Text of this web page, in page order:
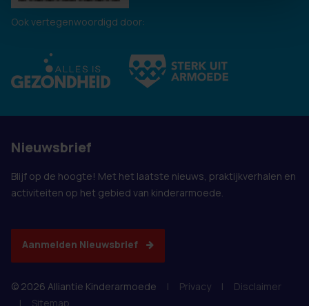
Ook vertegenwoordigd door:
Nieuwsbrief
Blijf op de hoogte! Met het laatste nieuws, praktijkverhalen en
activiteiten op het gebied van kinderarmoede.
Aanmelden Nieuwsbrief
© 2026 Alliantie Kinderarmoede | Privacy |
Disclaimer
|
Sitemap